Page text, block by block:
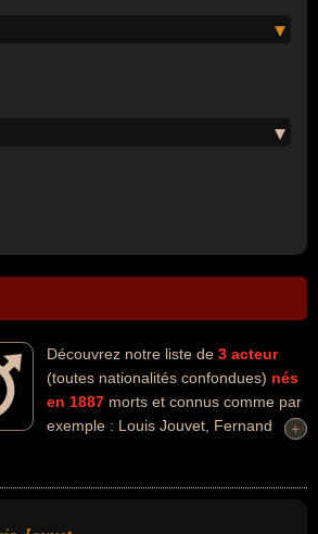
Découvrez notre liste de 3 acteur
(toutes nationalités confondues) nés
en 1887 morts et connus comme par
exemple : Louis Jouvet, Fernand
dans les domaines de l'art, du
en scène ou cinéaste. En ce qui
+
+